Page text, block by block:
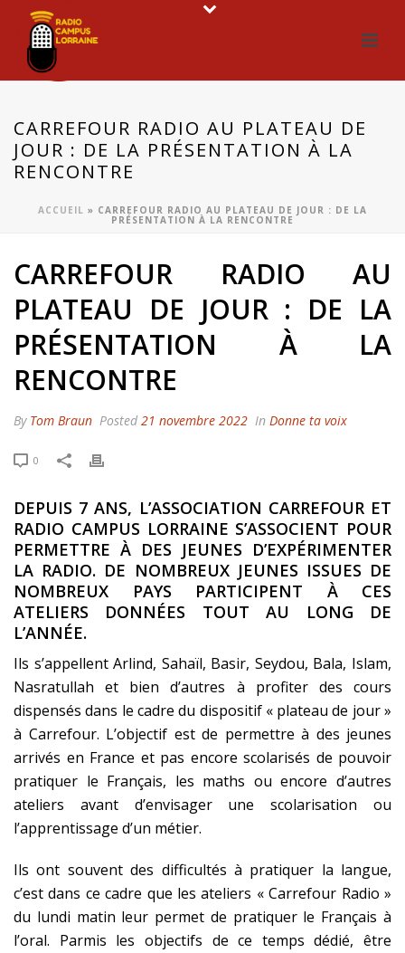
CARREFOUR RADIO AU PLATEAU DE
JOUR : DE LA PRÉSENTATION À LA
RENCONTRE
ACCUEIL » CARREFOUR RADIO AU PLATEAU DE JOUR : DE LA
PRÉSENTATION À LA RENCONTRE
CARREFOUR RADIO AU
PLATEAU DE JOUR : DE LA
PRÉSENTATION À LA
RENCONTRE
By Tom Braun Posted 21 novembre 2022 In Donne ta voix
0
DEPUIS 7 ANS, L’ASSOCIATION CARREFOUR ET
RADIO CAMPUS LORRAINE S’ASSOCIENT POUR
PERMETTRE À DES JEUNES D’EXPÉRIMENTER
LA RADIO. DE NOMBREUX JEUNES ISSUES DE
NOMBREUX PAYS PARTICIPENT À CES
ATELIERS DONNÉES TOUT AU LONG DE
L’ANNÉE.
Ils s’appellent Arlind, Sahaïl, Basir, Seydou, Bala, Islam,
Nasratullah et bien d’autres à profiter des cours
dispensés dans le cadre du dispositif « plateau de jour »
à Carrefour. L’objectif est de permettre à des jeunes
arrivés en France et pas encore scolarisés de pouvoir
pratiquer le Français, les maths ou encore d’autres
ateliers avant d’envisager une scolarisation ou
l’apprentissage d’un métier.
Ils ont souvent des difficultés à pratiquer la langue,
c’est dans ce cadre que les ateliers « Carrefour Radio »
du lundi matin leur permet de pratiquer le Français à
l’oral. Parmis les objectifs de ce temps dédié, être